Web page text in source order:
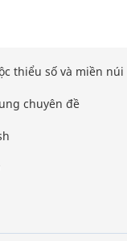
thiểu số và miền núi
chuyên đề